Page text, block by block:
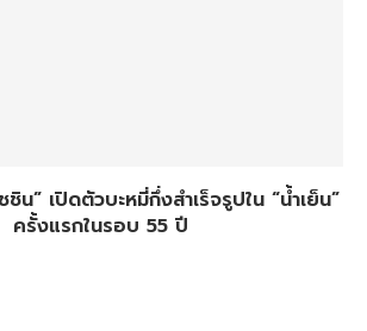
น” เปิดตัวบะหมี่กึ่งสำเร็จรูปใน “น้ำเย็น”
ครั้งแรกในรอบ 55 ปี